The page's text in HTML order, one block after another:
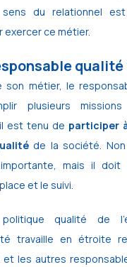
sens du relationnel
exercer ce métier.
qualité
son métier, le
plusieurs
il est tenu de participer
de la société. Non
mais il doit
et le suivi.
qualité de
travaille en étroite
et les autres